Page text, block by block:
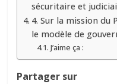
sécuritaire et
4. Sur la mission du
le modèle de
J’aime ça :
Partager sur